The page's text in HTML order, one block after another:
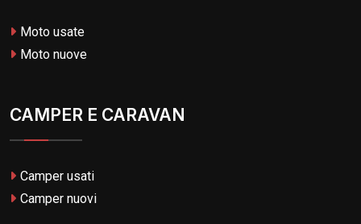
Moto usate
Moto nuove
CAMPER E CARAVAN
Camper usati
Camper nuovi